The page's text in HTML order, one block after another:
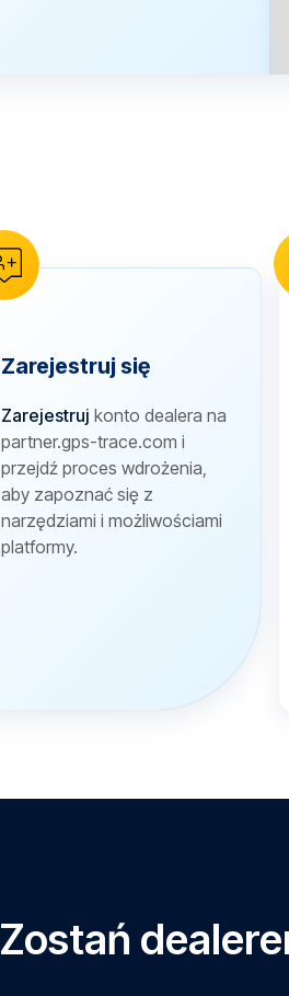
Zarejestruj się
Zarejestruj konto dealera na
partner.gps-trace.com i
przejdź proces wdrożenia,
aby zapoznać się z
narzędziami i możliwościami
platformy.
Zostań